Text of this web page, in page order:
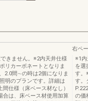
きません。※2内天井仕様
リカーボネートとなりま
2.0間∼の時は2個になりま
明のプランです。詳細は
仕様（床ベース材なし）
合は、床ベース材使用加算
右ペ
※1内
を選
す。
す。
の価